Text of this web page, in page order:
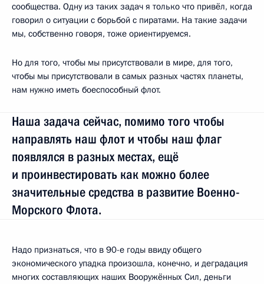
сообщества. Одну из таких задач я только что привёл, когда
говорил о ситуации с борьбой с пиратами. На такие задачи
мы, собственно говоря, тоже ориентируемся.
Но для того, чтобы мы присутствовали в мире, для того,
чтобы мы присутствовали в самых разных частях планеты,
нам нужно иметь боеспособный флот.
Наша задача сейчас, помимо того чтобы
направлять наш флот и чтобы наш флаг
появлялся в разных местах, ещё
и проинвестировать как можно более
значительные средства в развитие Военно-
Морского Флота.
Надо признаться, что в 90-е годы ввиду общего
экономического упадка произошла, конечно, и деградация
многих составляющих наших Вооружённых Сил, деньги